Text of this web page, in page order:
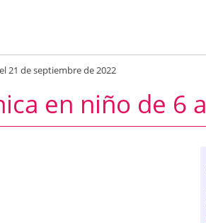
21 de septiembre de 2022
en niño de 6